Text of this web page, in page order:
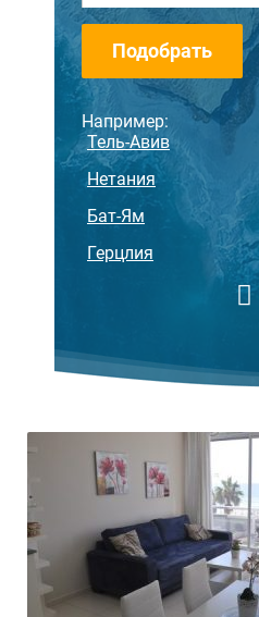
Подобрать
Например:
Тель-Авив
Нетания
Бат-Ям
Герцлия